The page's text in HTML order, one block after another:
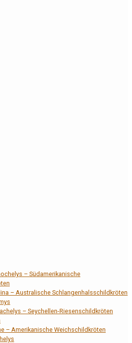
– Südamerikanische
– Australische Schlangenhalsschildkröten
– Seychellen-Riesenschildkröten
– Amerikanische Weichschildkröten